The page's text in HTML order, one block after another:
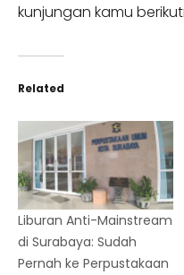
kunjungan kamu
Related
Liburan Anti-Mainstream
di Surabaya: Sudah
Pernah ke Perpustakaan